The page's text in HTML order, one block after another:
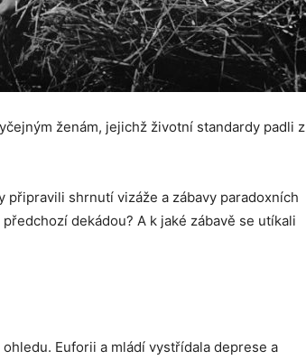
ženám, jejichž životní standardy padli z
připravili shrnutí vizáže a zábavy paradoxních
dekádou? A k jaké zábavě se utíkali
Euforii a mládí vystřídala deprese a